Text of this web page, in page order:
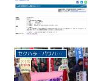
セクハラ・パワハラ許さない！